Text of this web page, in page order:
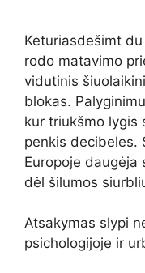
Keturiasdešimt
rodo matavimo
vidutinis
blokas.
kur triukšmo lygis
penkis decibeles.
Europoje daugėja
dėl šilumos
Atsakymas slypi
psichologijoje ir